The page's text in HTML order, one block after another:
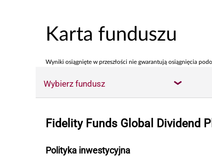
Karta funduszu
Wyniki osiągnięte w przeszłości nie gwarantują osiągnięcia
Wybierz fundusz
Fidelity Funds Global Dividend
Polityka inwestycyjna